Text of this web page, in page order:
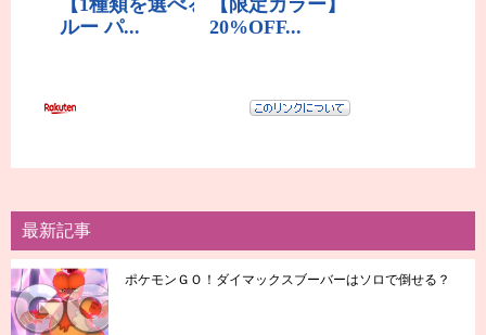
最新記事
ポケモンＧＯ！ダイマックスブーバーはソロで倒せる？